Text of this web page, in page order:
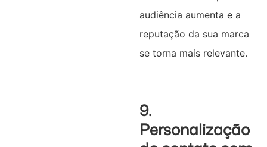
audiência aumenta e a
reputação da sua marca
se torna mais relevante.
9.
Personalização